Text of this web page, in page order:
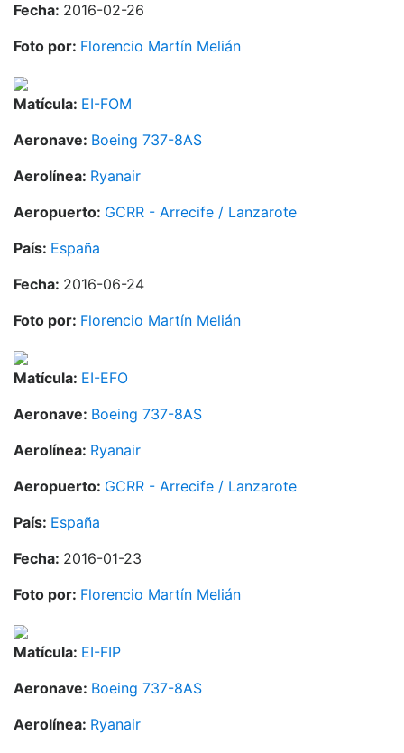
Fecha: 2016-02-26
Foto por: Florencio Martín Melián
Matícula: EI-FOM
Aeronave: Boeing 737-8AS
Aerolínea: Ryanair
Aeropuerto: GCRR - Arrecife / Lanzarote
País: España
Fecha: 2016-06-24
Foto por: Florencio Martín Melián
Matícula: EI-EFO
Aeronave: Boeing 737-8AS
Aerolínea: Ryanair
Aeropuerto: GCRR - Arrecife / Lanzarote
País: España
Fecha: 2016-01-23
Foto por: Florencio Martín Melián
Matícula: EI-FIP
Aeronave: Boeing 737-8AS
Aerolínea: Ryanair